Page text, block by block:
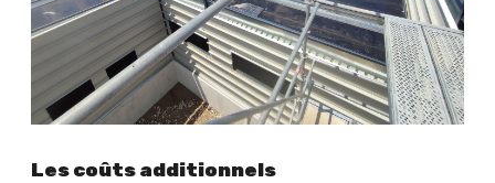
Les coûts additionnels